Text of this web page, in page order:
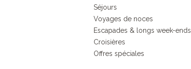
Séjours
Voyages de noces
Escapades & longs week-ends
Croisières
Offres spéciales